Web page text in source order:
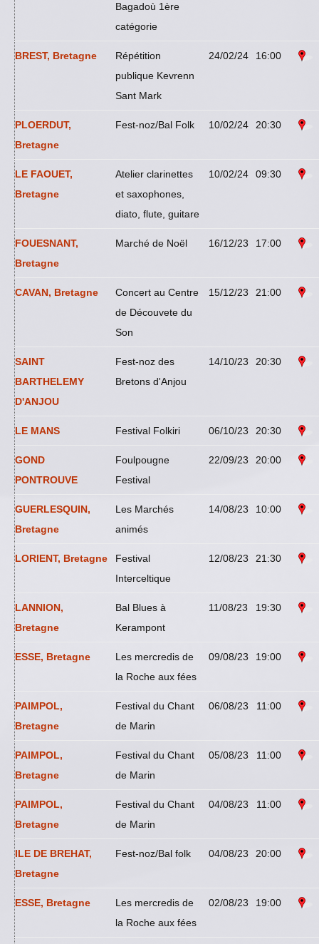
Bagadoù 1ère
catégorie
BREST, Bretagne
Répétition
publique Kevrenn
Sant Mark
24/02/24 16:00
PLOERDUT,
Bretagne
Fest-noz/Bal Folk 10/02/24 20:30
LE FAOUET,
Bretagne
Atelier clarinettes
et saxophones,
diato, flute, guitare
10/02/24 09:30
FOUESNANT,
Bretagne
Marché de Noël 16/12/23 17:00
CAVAN, Bretagne
Concert au Centre
de Découvete du
Son
15/12/23 21:00
SAINT
BARTHELEMY
D'ANJOU
Fest-noz des
Bretons d'Anjou
14/10/23 20:30
LE MANS Festival Folkiri 06/10/23 20:30
GOND
PONTROUVE
Foulpougne
Festival
22/09/23 20:00
GUERLESQUIN,
Bretagne
Les Marchés
animés
14/08/23 10:00
LORIENT, Bretagne
Festival
Interceltique
12/08/23 21:30
LANNION,
Bretagne
Bal Blues à
Kerampont
11/08/23 19:30
ESSE, Bretagne
Les mercredis de
la Roche aux fées
09/08/23 19:00
PAIMPOL,
Bretagne
Festival du Chant
de Marin
06/08/23 11:00
PAIMPOL,
Bretagne
Festival du Chant
de Marin
05/08/23 11:00
PAIMPOL,
Bretagne
Festival du Chant
de Marin
04/08/23 11:00
ILE DE BREHAT,
Bretagne
Fest-noz/Bal folk 04/08/23 20:00
ESSE, Bretagne
Les mercredis de
la Roche aux fées
02/08/23 19:00